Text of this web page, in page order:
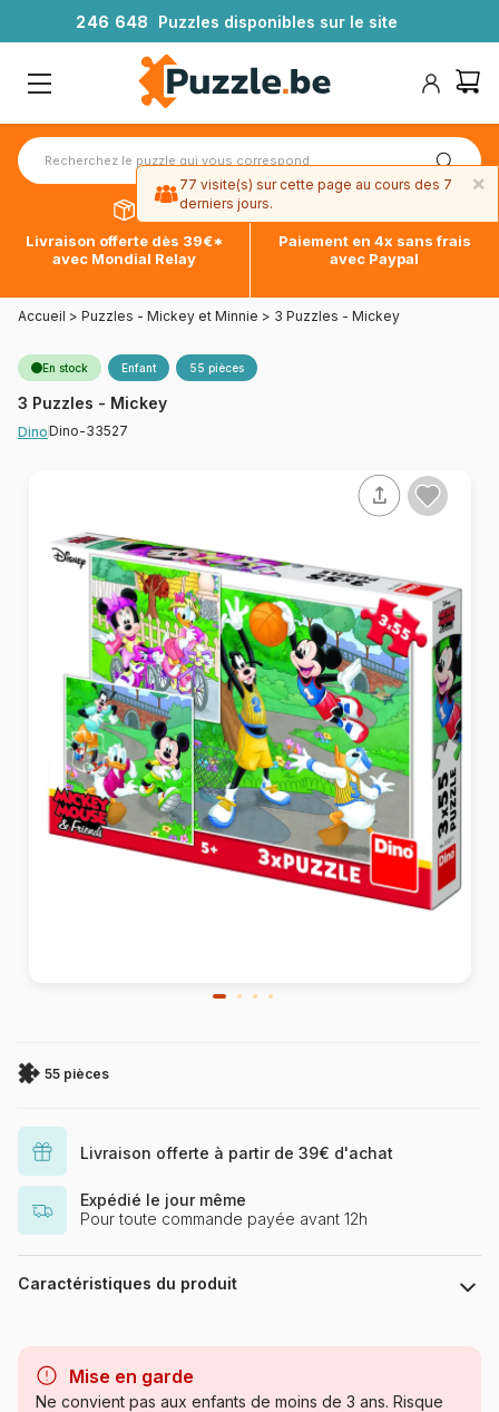
246 648 Puzzles disponibles sur le site
Livraison offerte dès 39€*
avec Mondial Relay
Paiement en 4x sans frais
avec Paypal
Accueil > Puzzles - Mickey et Minnie > 3 Puzzles - Mickey
En stock Enfant 55 pièces
3 Puzzles - Mickey
DinoDino-33527
55 pièces
Livraison offerte à partir de 39€ d'achat
Expédié le jour même
Pour toute commande payée avant 12h
Caractéristiques du produit
Catégorie Puzzles - Mickey et Minnie
Mise en garde
Ne convient pas aux enfants de moins de 3 ans. Risque
×
77 visite(s) sur cette page au cours des 7
derniers jours.